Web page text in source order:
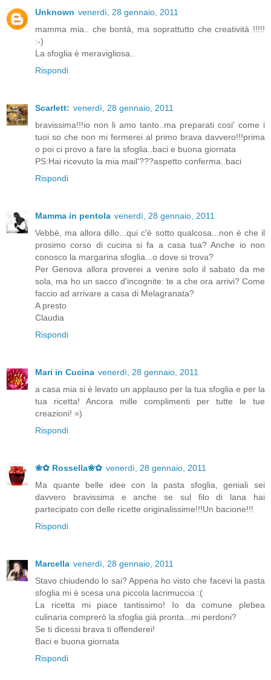
Unknown venerdì, 28 gennaio, 2011
mamma mia.. che bontà, ma soprattutto che creatività !!!!!
:-)
La sfoglia è meravigliosa..
Rispondi
Scarlett: venerdì, 28 gennaio, 2011
bravissima!!!io non li amo tanto..ma preparati cosi' come i
tuoi so che non mi fermerei al primo brava davvero!!!prima
o poi ci provo a fare la sfoglia..baci e buona giornata
PS:Hai ricevuto la mia mail'???aspetto conferma..baci
Rispondi
Mamma in pentola venerdì, 28 gennaio, 2011
Vebbè, ma allora dillo...qui c'è sotto qualcosa...non è che il
prosimo corso di cucina si fa a casa tua? Anche io non
conosco la margarina sfoglia...o dove si trova?
Per Genova allora proverei a venire solo il sabato da me
sola, ma ho un sacco d'incognite: te a che ora arrivi? Come
faccio ad arrivare a casa di Melagranata?
A presto
Claudia
Rispondi
Mari in Cucina venerdì, 28 gennaio, 2011
a casa mia si è levato un applauso per la tua sfoglia e per la
tua ricetta! Ancora mille complimenti per tutte le tue
creazioni! =)
Rispondi
❀✿ Rossella❀✿ venerdì, 28 gennaio, 2011
Ma quante belle idee con la pasta sfoglia, geniali sei
davvero bravissima e anche se sul filo di lana hai
partecipato con delle ricette originalissime!!!Un bacione!!!
Rispondi
Marcella venerdì, 28 gennaio, 2011
Stavo chiudendo lo sai? Appena ho visto che facevi la pasta
sfoglia mi è scesa una piccola lacrimuccia :(
La ricetta mi piace tantissimo! Io da comune plebea
culinaria comprerò la sfoglia già pronta...mi perdoni?
Se ti dicessi brava ti offenderei!
Baci e buona giornata
Rispondi